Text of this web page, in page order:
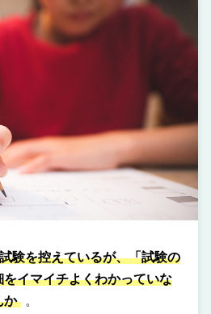
験を控えているが、「試験の
イマイチよくわかっていな
か
。